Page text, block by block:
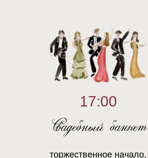
Свадебный банкет
торжественное начало,
17:00